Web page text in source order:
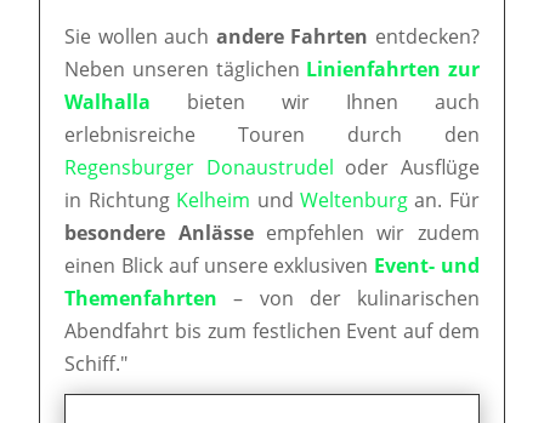
Sie wollen auch andere Fahrten entdecken?
Neben unseren täglichen Linienfahrten zur
Walhalla bieten wir Ihnen auch
erlebnisreiche Touren durch den
Regensburger Donaustrudel oder Ausflüge
in Richtung Kelheim und Weltenburgan. Für
besondere Anlässeempfehlen wir zudem
einen Blick auf unsere exklusiven Event- und
Themenfahrten – von der kulinarischen
Abendfahrt bis zum festlichen Event auf dem
Schiff."